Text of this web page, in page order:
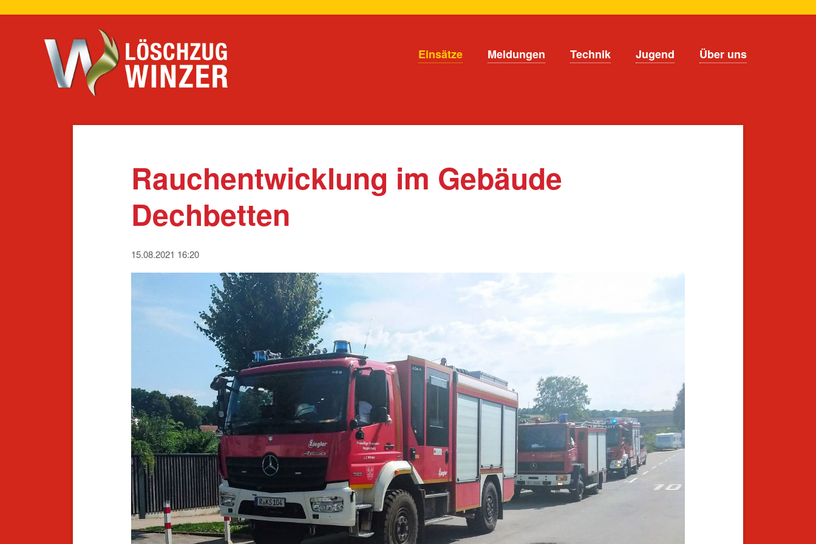
Navigation
überspringen
Einsätze Meldungen Technik Jugend Über uns
Rauchentwicklung im Gebäude
Dechbetten
15.08.2021 16:20